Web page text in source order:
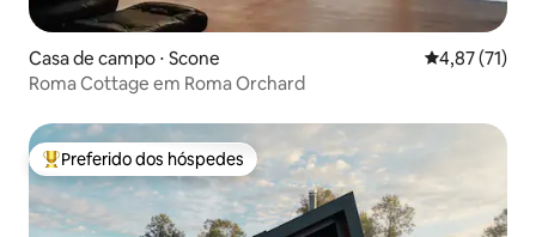
Casa de campo ⋅ Scone 4,87 de uma
4,87 (71)
Roma Cottage em Roma Orchard
Entre os melhores preferidos dos hóspedes
Preferido dos hóspedes